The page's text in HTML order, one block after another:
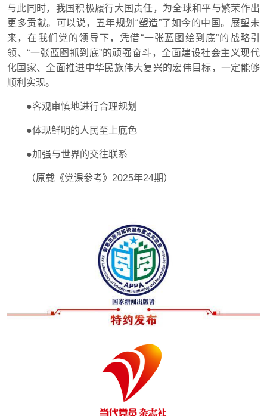
与此同时，我国积极履行大国责任，为全球和平与繁荣作出
更多贡献。可以说，五年规划“塑造”了如今的中国。展望未
来，在我们党的领导下，凭借“一张蓝图绘到底”的战略引
领、“一张蓝图抓到底”的顽强奋斗，全面建设社会主义现代
化国家、全面推进中华民族伟大复兴的宏伟目标，一定能够
顺利实现。
●客观审慎地进行合理规划
●体现鲜明的人民至上底色
●加强与世界的交往联系
（原载《党课参考》2025年24期）